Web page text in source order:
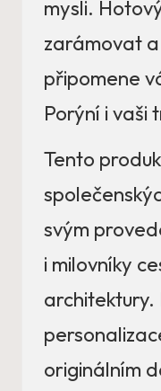
mysli.
zarámovat
připomene
Porýní i vaši
Tento
svým
i milovníky
architektury.
originálním